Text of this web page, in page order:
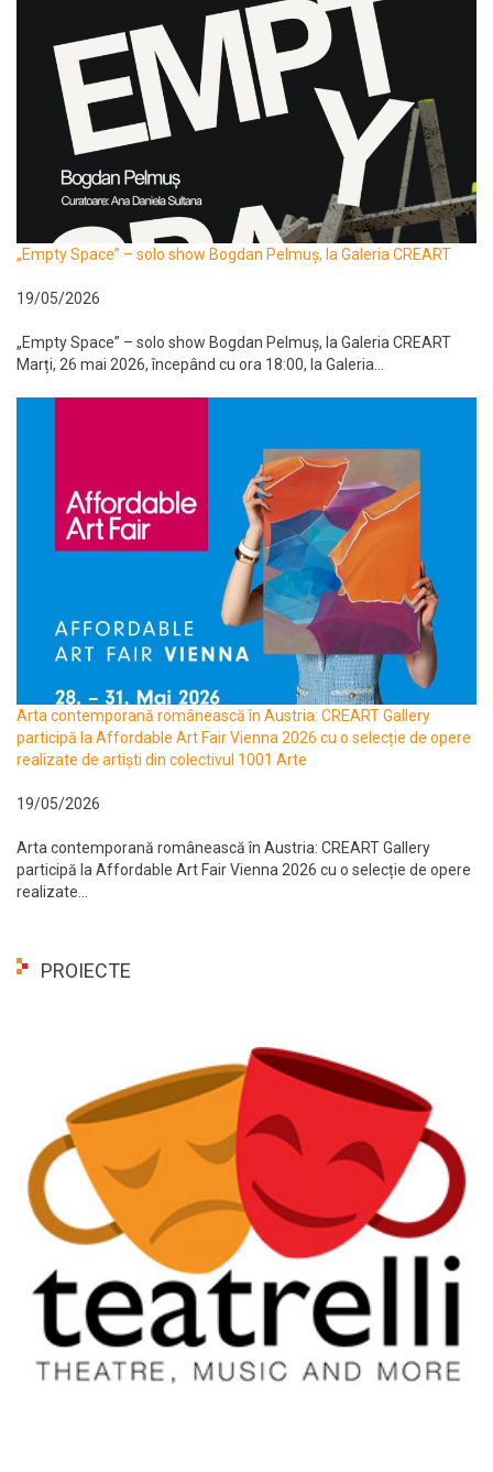
„Empty Space” – solo show Bogdan Pelmuș, la Galeria CREART
19/05/2026
„Empty Space” – solo show Bogdan Pelmuș, la Galeria CREART
Marți, 26 mai 2026, începând cu ora 18:00, la Galeria...
Arta contemporană românească în Austria: CREART Gallery
participă la Affordable Art Fair Vienna 2026 cu o selecție de opere
realizate de artiști din colectivul 1001 Arte
19/05/2026
Arta contemporană românească în Austria: CREART Gallery
participă la Affordable Art Fair Vienna 2026 cu o selecție de opere
realizate...
PROIECTE